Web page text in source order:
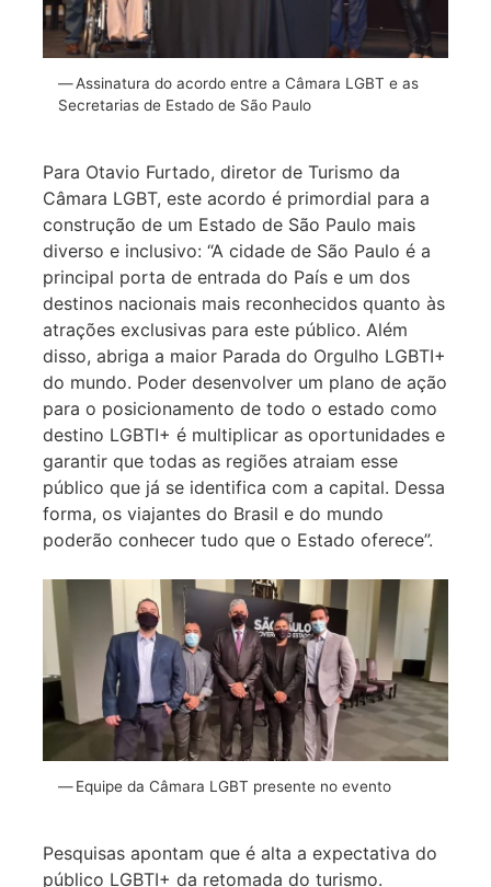
Assinatura do acordo entre a Câmara LGBT e as
Secretarias de Estado de São Paulo
Para Otavio Furtado, diretor de Turismo da
Câmara LGBT, este acordo é primordial para a
construção de um Estado de São Paulo mais
diverso e inclusivo: “A cidade de São Paulo é a
principal porta de entrada do País e um dos
destinos nacionais mais reconhecidos quanto às
atrações exclusivas para este público. Além
disso, abriga a maior Parada do Orgulho LGBTI+
do mundo. Poder desenvolver um plano de ação
para o posicionamento de todo o estado como
destino LGBTI+ é multiplicar as oportunidades e
garantir que todas as regiões atraiam esse
público que já se identifica com a capital. Dessa
forma, os viajantes do Brasil e do mundo
poderão conhecer tudo que o Estado oferece”.
Equipe da Câmara LGBT presente no evento
Pesquisas apontam que é alta a expectativa do
público LGBTI+ da retomada do turismo.